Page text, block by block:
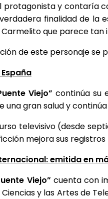
y contaría
finalidad de la
que parece
de este personaje se
Viejo” continúa su
una gran salud y
televisivo (desde
mejora sus registros
emitida en
Viejo” cuenta con
y las Artes de